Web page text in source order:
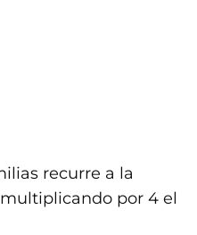
recurre a la
por 4 el